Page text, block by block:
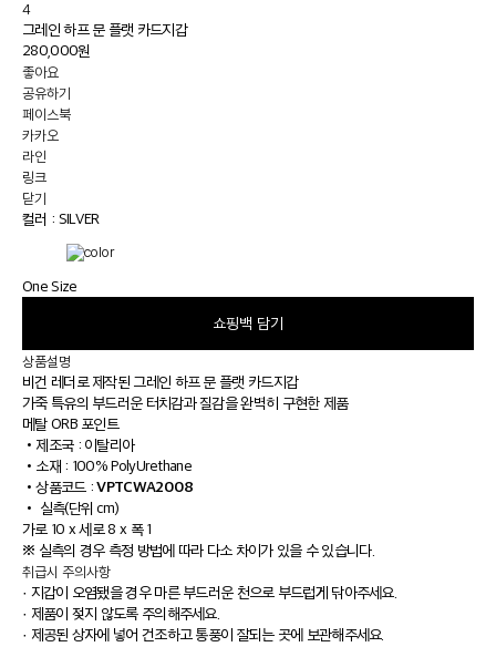
4
그레인 하프 문 플랫 카드지갑
280,000원
좋아요
공유하기
페이스북
카카오
라인
링크
닫기
컬러 : SILVER
One Size
쇼핑백 담기
상품설명
비건 레더로 제작된 그레인 하프 문 플랫 카드지갑
가죽 특유의 부드러운 터치감과 질감을 완벽히 구현한 제품
메탈 ORB 포인트
• 제조국 : 이탈리아
• 소재 : 100% PolyUrethane
•상품코드 :VPTCWA2008
• 실측(단위 cm)
가로 10 x 세로 8 x 폭 1
※ 실측의 경우 측정 방법에 따라 다소 차이가 있을 수 있습니다.
취급시 주의사항
· 지갑이 오염됐을 경우 마른 부드러운 천으로 부드럽게 닦아주세요.
· 제품이 젖지 않도록 주의해주세요.
· 제공된 상자에 넣어 건조하고 통풍이 잘되는 곳에 보관해주세요.